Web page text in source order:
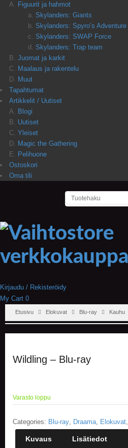
Figuurit ja hahmot
Skylanders: Giants
Skylanders: Spyro’s Adventure
Skylanders: SWAP Force
Skylanders: Trap team
Juomat ja karkit
Maalaus ja rakentelu
Muut
Tapahtumat
Artikkelit / Uutiset
Blogi
Uutiset
Yleiset
Magic the Gathering
Pelihuone
Ostoskori
Oma tili
Kirjaudu / Rekisteröidy
My Cart 0
Etusivu Elokuvat Blu-ray Kauhu
Wildling – Blu-ray
Varasto loppu
Categories: Blu-ray, Draama, Elokuvat,
Kuvaus Lisätiedot